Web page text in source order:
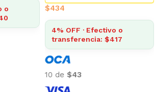
o
$434
4% OFF · Efectivo o
transferencia: $417
10 de $43